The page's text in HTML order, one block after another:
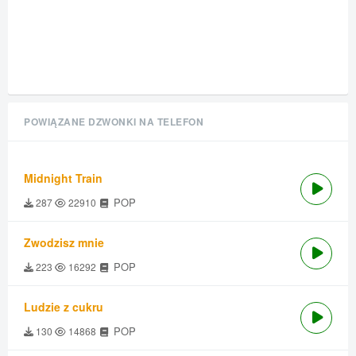
POWIĄZANE DZWONKI NA TELEFON
Midnight Train
287 22910 POP
Zwodzisz mnie
223 16292 POP
Ludzie z cukru
130 14868 POP